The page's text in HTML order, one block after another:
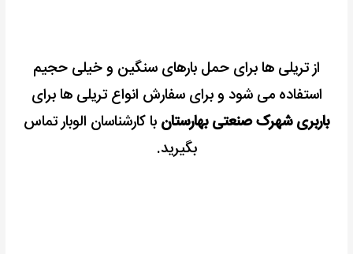
از تریلی ها برای حمل بارهای سنگین و خیلی حجیم
استفاده می شود و برای سفارش انواع تریلی ها برای
باربری شهرک صنعتی بهارستان با کارشناسان الوبار تماس
بگیرید.